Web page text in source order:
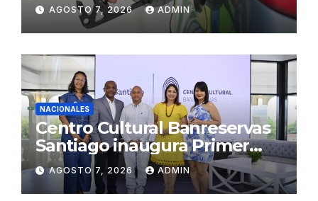
AGOSTO 7, 2026 ADMIN
NACIONALES
Centro Cultural Banreservas
Santiago inaugura Primer
Congreso de Artesanos de
Santiago
AGOSTO 7, 2026 ADMIN